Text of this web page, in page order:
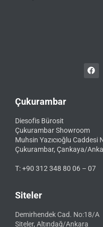
Çukurambar
Diesofis Bürosit
Çukurambar Showroom
Muhsin Yazıcıoğlu Caddesi
Çukurambar, Çankaya/
T: +90 312 348 80 06 – 07
Siteler
Demirhendek Cad. No:18/A
Siteler, Altındağ/Ankara